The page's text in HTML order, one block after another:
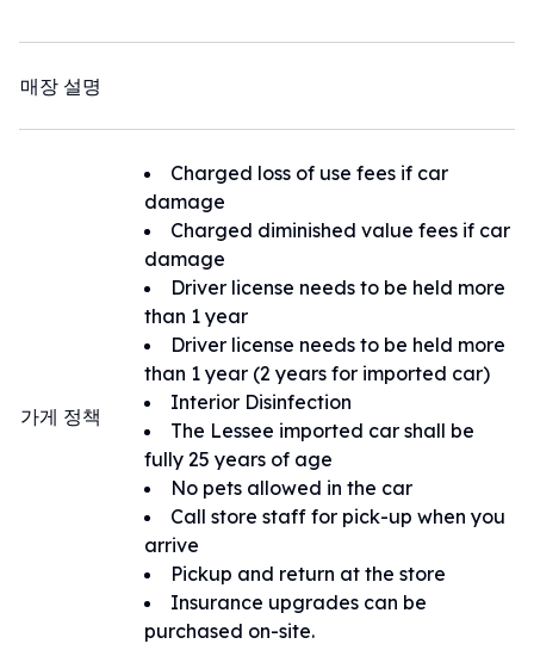
매장 설명
가게 정책
Charged loss of use fees if car
damage
Charged diminished value fees if car
damage
Driver license needs to be held more
than 1 year
Driver license needs to be held more
than 1 year (2 years for imported car)
Interior Disinfection
The Lessee imported car shall be
fully 25 years of age
No pets allowed in the car
Call store staff for pick-up when you
arrive
Pickup and return at the store
Insurance upgrades can be
purchased on-site.